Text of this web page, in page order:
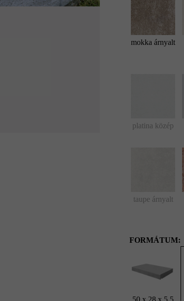
mokka árnyalt
platina közép
taupe árnyalt
FORMÁTUM:
50 x 28 x 5,5